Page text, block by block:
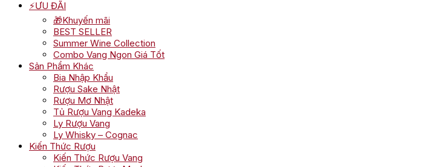
⚡ƯU ĐÃI
🎁Khuyến mãi
BEST SELLER
Summer Wine Collection
Combo Vang Ngon Giá Tốt
Sản Phẩm Khác
Bia Nhập Khẩu
Rượu Sake Nhật
Rượu Mơ Nhật
Tủ Rượu Vang Kadeka
Ly Rượu Vang
Ly Whisky – Cognac
Kiến Thức Rượu
Kiến Thức Rượu Vang